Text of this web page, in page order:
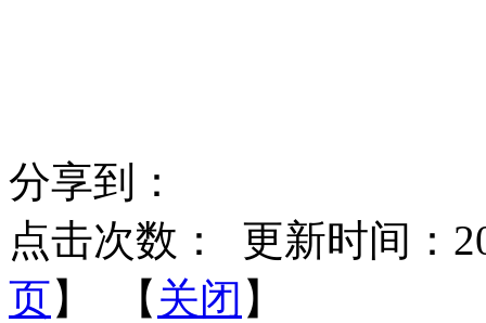
分享到：
点击次数：
更新时间：
页】 【 关闭 】